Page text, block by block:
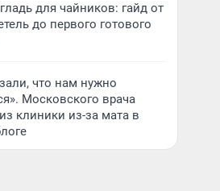
для чайников: гайд от
до первого готового
что нам нужно
Московского врача
клиники из-за мата в